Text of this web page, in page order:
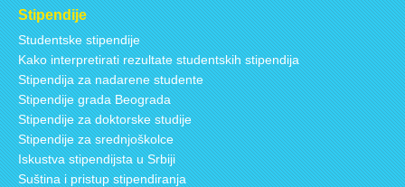
Stipendije
Studentske stipendije
Kako interpretirati rezultate studentskih stipendija
Stipendija za nadarene studente
Stipendije grada Beograda
Stipendije za doktorske studije
Stipendije za srednjoškolce
Iskustva stipendijsta u Srbiji
Suština i pristup stipendiranja